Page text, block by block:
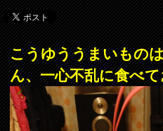
こうゆううまいもの
ん、一心不乱に食べ